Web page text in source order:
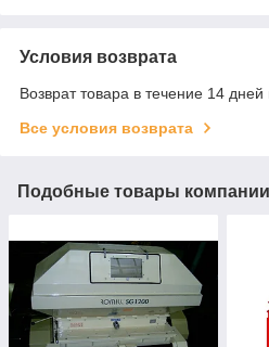
Условия возврата
Возврат товара в течение 14 дней
Все условия возврата
Подобные товары компании